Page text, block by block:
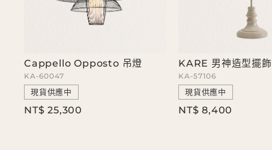
Cappello Opposto 吊燈
KA-60047
現貨供應中
NT$ 25,300
KARE 男神造型擺飾
KA-57106
現貨供應中
NT$ 8,400